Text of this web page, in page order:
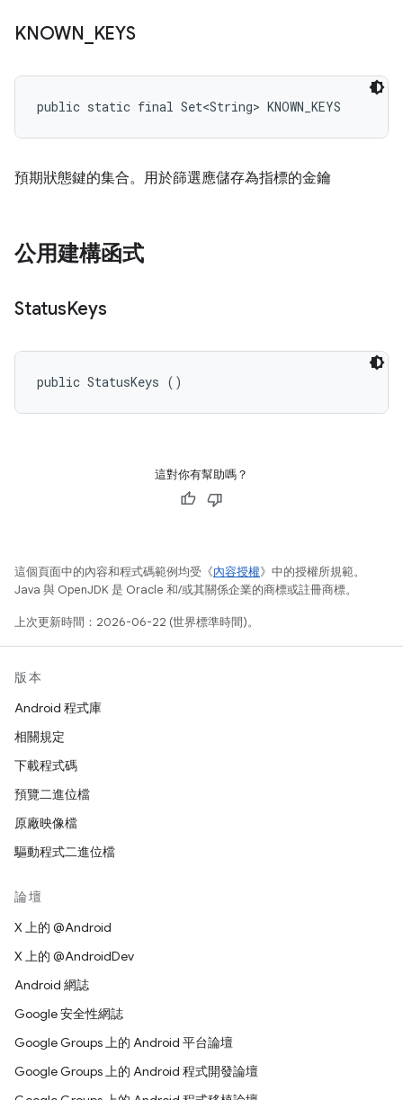
KNOWN KEYS
public static final Set<String> KNOWN_KEYS
預期狀態鍵的集合。用於篩選應儲存為指標的金鑰
公用建構函式
StatusKeys
public StatusKeys ()
這對你有幫助嗎？
這個頁面中的內容和程式碼範例均受《內容授權》中的授權所規範。
Java 與 OpenJDK 是 Oracle 和/或其關係企業的商標或註冊商標。
上次更新時間：2026-06-22 (世界標準時間)。
版本
Android 程式庫
相關規定
下載程式碼
預覽二進位檔
原廠映像檔
驅動程式二進位檔
論壇
X 上的 @Android
X 上的 @AndroidDev
Android 網誌
Google 安全性網誌
Google Groups 上的 Android 平台論壇
Google Groups 上的 Android 程式開發論壇